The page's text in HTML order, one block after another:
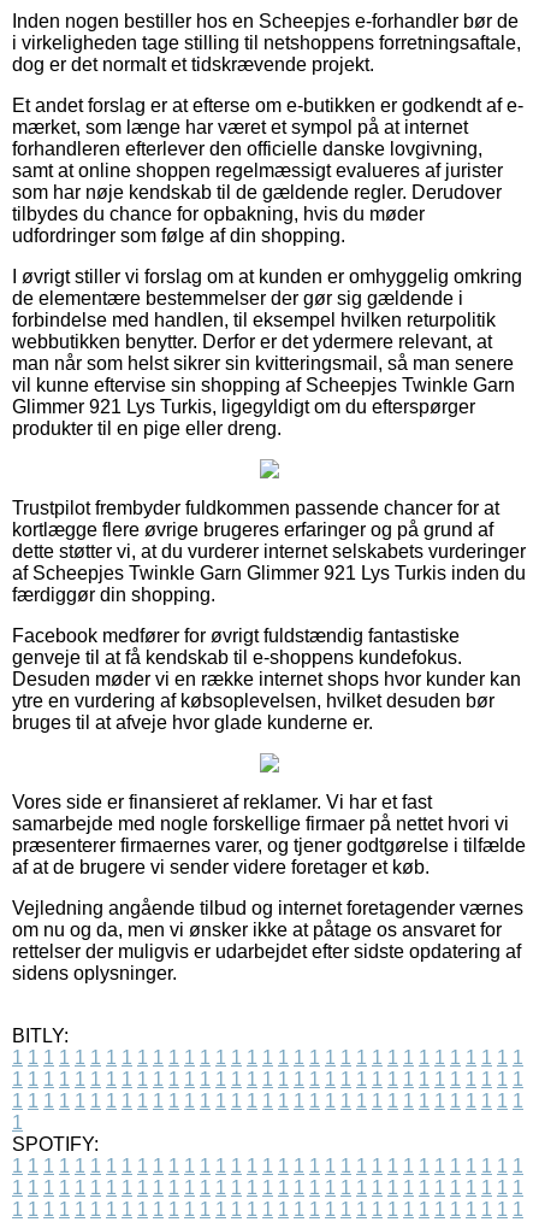
Inden nogen bestiller hos en Scheepjes e-forhandler bør de
i virkeligheden tage stilling til netshoppens forretningsaftale,
dog er det normalt et tidskrævende projekt.
Et andet forslag er at efterse om e-butikken er godkendt af e-
mærket, som længe har været et sympol på at internet
forhandleren efterlever den officielle danske lovgivning,
samt at online shoppen regelmæssigt evalueres af jurister
som har nøje kendskab til de gældende regler. Derudover
tilbydes du chance for opbakning, hvis du møder
udfordringer som følge af din shopping.
I øvrigt stiller vi forslag om at kunden er omhyggelig omkring
de elementære bestemmelser der gør sig gældende i
forbindelse med handlen, til eksempel hvilken returpolitik
webbutikken benytter. Derfor er det ydermere relevant, at
man når som helst sikrer sin kvitteringsmail, så man senere
vil kunne eftervise sin shopping af Scheepjes Twinkle Garn
Glimmer 921 Lys Turkis, ligegyldigt om du efterspørger
produkter til en pige eller dreng.
Trustpilot frembyder fuldkommen passende chancer for at
kortlægge flere øvrige brugeres erfaringer og på grund af
dette støtter vi, at du vurderer internet selskabets vurderinger
af Scheepjes Twinkle Garn Glimmer 921 Lys Turkis inden du
færdiggør din shopping.
Facebook medfører for øvrigt fuldstændig fantastiske
genveje til at få kendskab til e-shoppens kundefokus.
Desuden møder vi en række internet shops hvor kunder kan
ytre en vurdering af købsoplevelsen, hvilket desuden bør
bruges til at afveje hvor glade kunderne er.
Vores side er finansieret af reklamer. Vi har et fast
samarbejde med nogle forskellige firmaer på nettet hvori vi
præsenterer firmaernes varer, og tjener godtgørelse i tilfælde
af at de brugere vi sender videre foretager et køb.
Vejledning angående tilbud og internet foretagender værnes
om nu og da, men vi ønsker ikke at påtage os ansvaret for
rettelser der muligvis er udarbejdet efter sidste opdatering af
sidens oplysninger.
BITLY:
1 1 1 1 1 1 1 1 1 1 1 1 1 1 1 1 1 1 1 1 1 1 1 1 1 1 1 1 1 1 1 1 1
1 1 1 1 1 1 1 1 1 1 1 1 1 1 1 1 1 1 1 1 1 1 1 1 1 1 1 1 1 1 1 1 1
1 1 1 1 1 1 1 1 1 1 1 1 1 1 1 1 1 1 1 1 1 1 1 1 1 1 1 1 1 1 1 1 1
1
SPOTIFY:
1 1 1 1 1 1 1 1 1 1 1 1 1 1 1 1 1 1 1 1 1 1 1 1 1 1 1 1 1 1 1 1 1
1 1 1 1 1 1 1 1 1 1 1 1 1 1 1 1 1 1 1 1 1 1 1 1 1 1 1 1 1 1 1 1 1
1 1 1 1 1 1 1 1 1 1 1 1 1 1 1 1 1 1 1 1 1 1 1 1 1 1 1 1 1 1 1 1 1